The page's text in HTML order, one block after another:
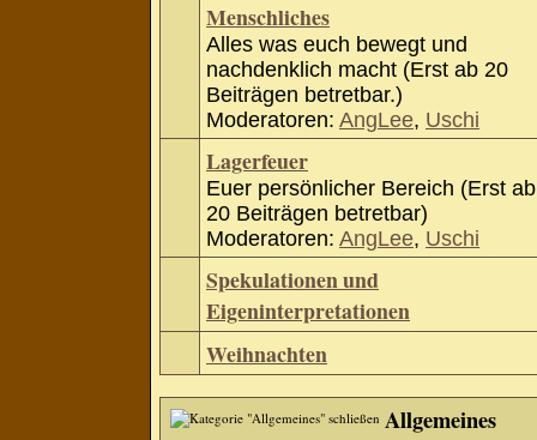
Menschliches
Alles was euch bewegt und
nachdenklich macht (Erst ab 20
Beiträgen betretbar.)
Moderatoren: AngLee, Uschi
Lagerfeuer
Euer persönlicher Bereich (Erst ab
20 Beiträgen betretbar)
Moderatoren: AngLee, Uschi
Spekulationen und
Eigeninterpretationen
Weihnachten
Allgemeines